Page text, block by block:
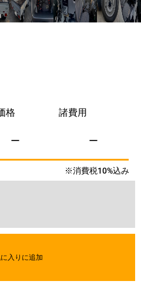
格
ー
諸費用
ー
※消費税10%込み
入りに追加